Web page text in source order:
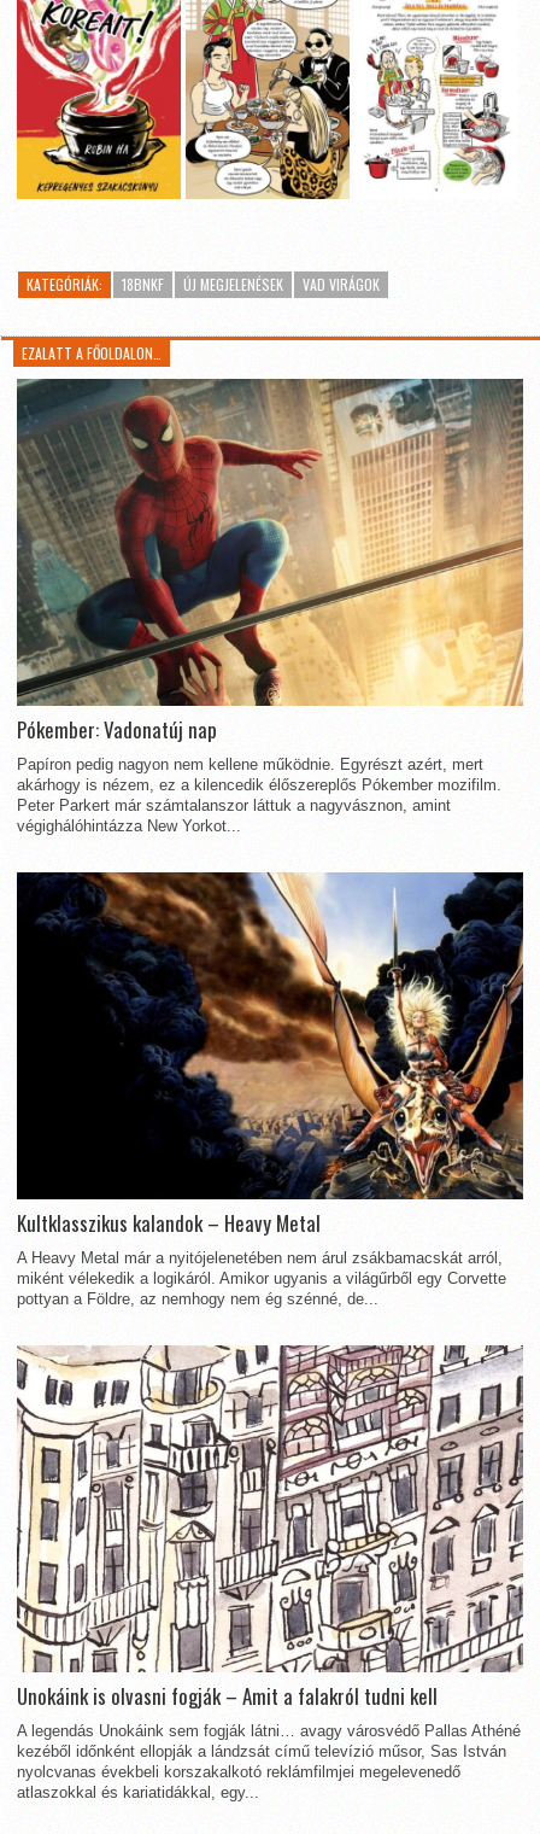
KATEGÓRIÁK: 18BNKF ÚJ MEGJELENÉSEK VAD VIRÁGOK
EZALATT A FŐOLDALON…
Pókember: Vadonatúj nap
Papíron pedig nagyon nem kellene működnie. Egyrészt azért, mert
akárhogy is nézem, ez a kilencedik élőszereplős Pókember mozifilm.
Peter Parkert már számtalanszor láttuk a nagyvásznon, amint
végighálóhintázza New Yorkot...
Kultklasszikus kalandok – Heavy Metal
A Heavy Metal már a nyitójelenetében nem árul zsákbamacskát arról,
miként vélekedik a logikáról. Amikor ugyanis a világűrből egy Corvette
pottyan a Földre, az nemhogy nem ég szénné, de...
Unokáink is olvasni fogják – Amit a falakról tudni kell
A legendás Unokáink sem fogják látni… avagy városvédő Pallas Athéné
kezéből időnként ellopják a lándzsát című televízió műsor, Sas István
nyolcvanas évekbeli korszakalkotó reklámfilmjei megelevenedő
atlaszokkal és kariatidákkal, egy...